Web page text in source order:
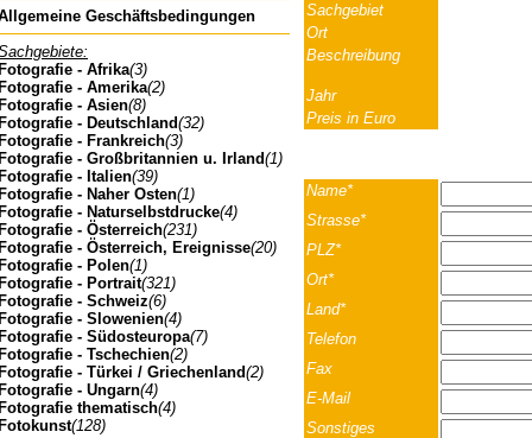
Geschäftsbedingungen
- Afrika(3)
- Amerika(2)
- Asien(8)
- Deutschland(32)
- Frankreich(3)
- Großbritannien u. Irland(1)
- Italien(39)
- Naher Osten(1)
- Naturselbstdrucke(4)
- Österreich(231)
- Österreich, Ereignisse(20)
- Polen(1)
- Portrait(321)
- Schweiz(6)
- Slowenien(4)
- Südosteuropa(7)
- Tschechien(2)
- Türkei / Griechenland(2)
- Ungarn(4)
thematisch(4)
(128)
Sachgebiet
Ort
Beschreibung
Jahr
Preis in Euro
Name*
Strasse*
PLZ*
Ort*
Land*
Telefon
Fax
E-Mail
Sonstiges